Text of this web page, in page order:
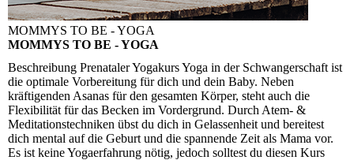
MOMMYS TO BE - YOGA
MOMMYS TO BE - YOGA
Beschreibung Prenataler Yogakurs Yoga in der Schwangerschaft ist
die optimale Vorbereitung für dich und dein Baby. Neben
kräftigenden Asanas für den gesamten Körper, steht auch die
Flexibilität für das Becken im Vordergrund. Durch Atem- &
Meditationstechniken übst du dich in Gelassenheit und bereitest
dich mental auf die Geburt und die spannende Zeit als Mama vor.
Es ist keine Yogaerfahrung nötig, jedoch solltest du diesen Kurs